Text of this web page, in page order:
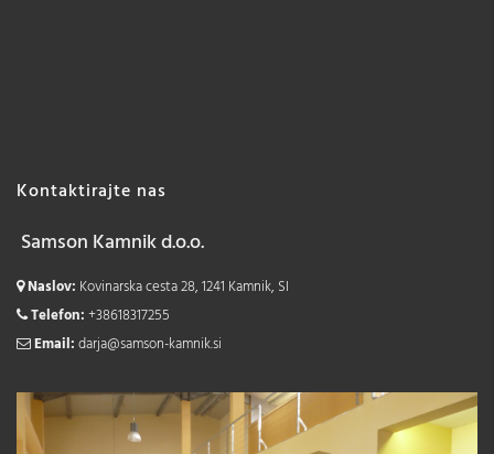
Kontaktirajte nas
Samson Kamnik d.o.o.
Naslov: Kovinarska cesta 28, 1241 Kamnik, SI
Telefon:+38618317255
Email:darja@samson-kamnik.si